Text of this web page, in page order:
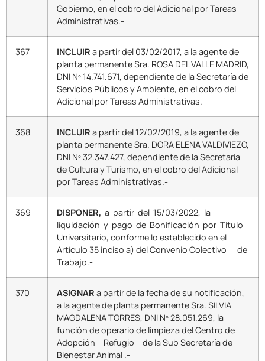
Gobierno, en el cobro del Adicional por Tareas
Administrativas.-
367 INCLUIR a partir del 03/02/2017, a la agente de
planta permanente Sra. ROSA DEL VALLE MADRID,
DNI Nº 14.741.671, dependiente de la Secretaría de
Servicios Públicos y Ambiente, en el cobro del
Adicional por Tareas Administrativas.-
368 INCLUIR a partir del 12/02/2019, a la agente de
planta permanente Sra. DORA ELENA VALDIVIEZO,
DNI Nº 32.347.427, dependiente de la Secretaria
de Cultura y Turismo, en el cobro del Adicional
por Tareas Administrativas.-
369 DISPONER, a partir del 15/03/2022, la
liquidación y pago de Bonificación por Titulo
Universitario, conforme lo establecido en el
Artículo 35 inciso a) del Convenio Colectivo de
Trabajo.-
370 ASIGNAR a partir de la fecha de su notificación,
a la agente de planta permanente Sra. SILVIA
MAGDALENA TORRES, DNI Nº 28.051.269, la
función de operario de limpieza del Centro de
Adopción – Refugio – de la Sub Secretaría de
Bienestar Animal .-